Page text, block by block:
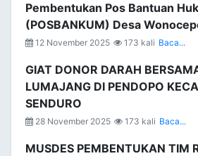
Pembentukan Pos Bantuan
(POSBANKUM) Desa
12 November 2025 173 kali Baca...
GIAT DONOR DARAH
LUMAJANG DI PENDOPO
SENDURO
28 November 2025 173 kali Baca...
MUSDES PEMBENTUKAN TIM